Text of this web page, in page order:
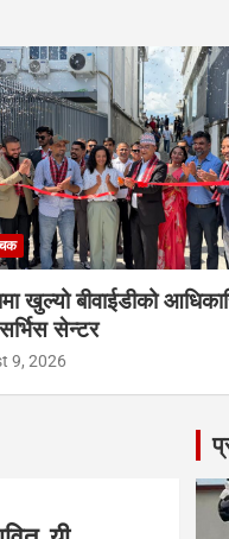
खुल्यो बीवाईडीको
सेन्टर
9, 2026